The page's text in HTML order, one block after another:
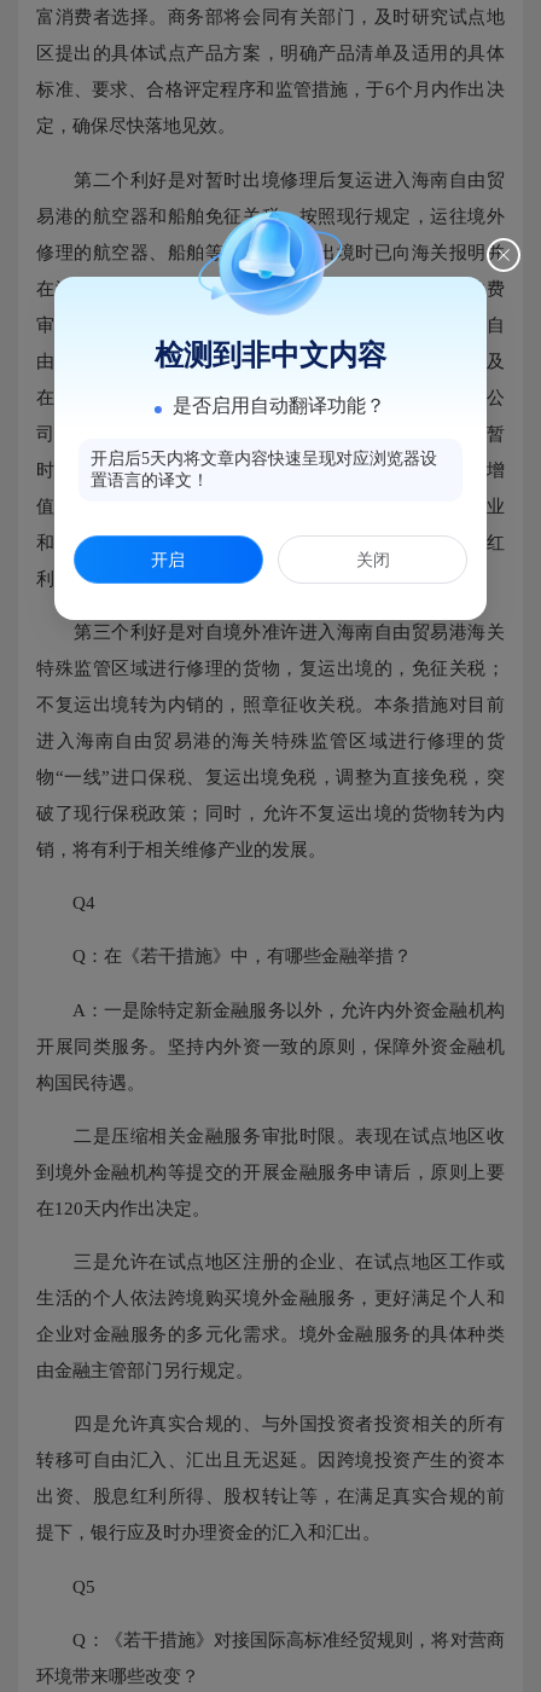
富消费者选择。商务部将会同有关部门，及时研究试点地
区提出的具体试点产品方案，明确产品清单及适用的具体
标准、要求、合格评定程序和监管措施，于6个月内作出决
定，确保尽快落地见效。
第二个利好是对暂时出境修理后复运进入海南自由贸
易港的航空器和船舶免征关税。按照现行规定，运往境外
修理的航空器、船舶等运输工具，出境时已向海关报明并
在海关规定的期限内复运进境的，以境外修理费和料件费
审查确定完税价格，照章征收关税。试点措施对以海南自
由贸易港为主营运基地的航空企业所运营的航空器，以及
在海南自由贸易港注册登记并具有独立法人资格的船运公
司所运营的以海南自由贸易港内港口为船籍港的船舶，暂
时出境修理后复运进入海南自由贸易港的，无论其是否增
值，免征关税。这个制度创新将有利于降低相关航空企业
和船运公司修理成本，更好享受海南自由贸易港的政策红
利。
第三个利好是对自境外准许进入海南自由贸易港海关
特殊监管区域进行修理的货物，复运出境的，免征关税；
不复运出境转为内销的，照章征收关税。本条措施对目前
进入海南自由贸易港的海关特殊监管区域进行修理的货
物“一线”进口保税、复运出境免税，调整为直接免税，突
破了现行保税政策；同时，允许不复运出境的货物转为内
销，将有利于相关维修产业的发展。
Q4
Q：在《若干措施》中，有哪些金融举措？
A：一是除特定新金融服务以外，允许内外资金融机构
开展同类服务。坚持内外资一致的原则，保障外资金融机
构国民待遇。
二是压缩相关金融服务审批时限。表现在试点地区收
到境外金融机构等提交的开展金融服务申请后，原则上要
在120天内作出决定。
三是允许在试点地区注册的企业、在试点地区工作或
生活的个人依法跨境购买境外金融服务，更好满足个人和
企业对金融服务的多元化需求。境外金融服务的具体种类
由金融主管部门另行规定。
四是允许真实合规的、与外国投资者投资相关的所有
转移可自由汇入、汇出且无迟延。因跨境投资产生的资本
出资、股息红利所得、股权转让等，在满足真实合规的前
提下，银行应及时办理资金的汇入和汇出。
Q5
Q：《若干措施》对接国际高标准经贸规则，将对营商
环境带来哪些改变？
检测到非中文内容
是否启用自动翻译功能？
开启后5天内将文章内容快速呈现对应浏览器设
置语言的译文！
开启 关闭